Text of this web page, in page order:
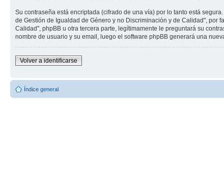
Su contraseña está encriptada (cifrado de una vía) por lo tanto está
de Gestión de Igualdad de Género y no Discriminación y de Calidad", por
Calidad", phpBB u otra tercera parte, legítimamente le preguntará su
nombre de usuario y su email, luego el software phpBB generará una
Volver a identificarse
Índice general